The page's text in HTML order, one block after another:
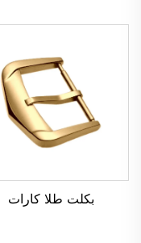
بکلت طلا کارات